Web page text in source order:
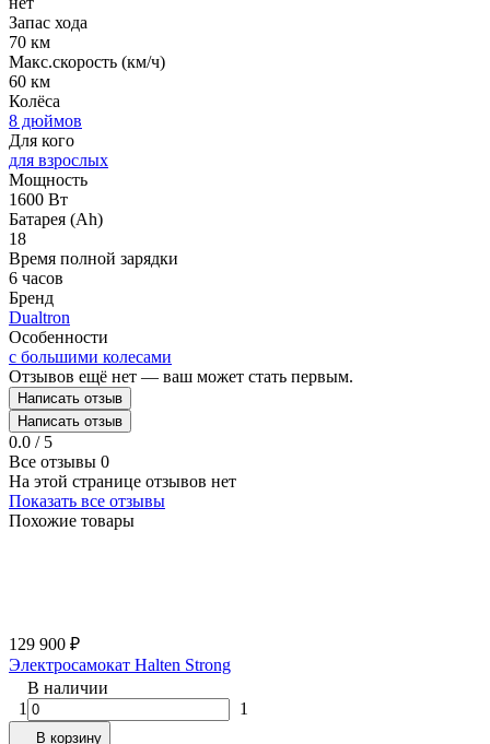
Запас хода
70 км
Макс.скорость (км/ч)
60 км
Колёса
8 дюймов
Для кого
для взрослых
Мощность
1600 Вт
Батарея (Ah)
18
Время полной зарядки
6 часов
Бренд
Dualtron
Особенности
с большими колесами
Отзывов ещё нет — ваш может стать первым.
Написать отзыв
Написать отзыв
0.0 / 5
Все отзывы 0
На этой странице отзывов нет
Показать все отзывы
Похожие товары
129 900 ₽
Электросамокат Halten Strong
В наличии
1
1
В корзину